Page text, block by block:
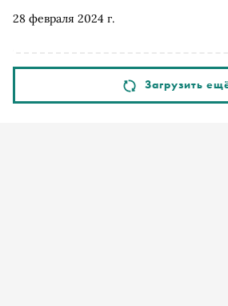
28 февраля 2024 г.
себя представляло славянское
Загрузить